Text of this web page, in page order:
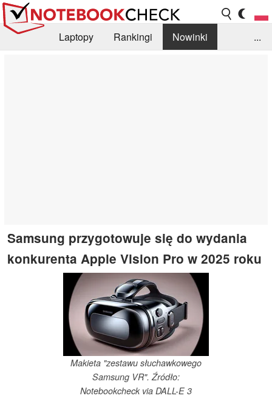
Laptopy Rankingi
Nowinki
...
Samsung przygotowuje się do wydania
konkurenta Apple Vision Pro w 2025 roku
Makieta "zestawu słuchawkowego
Samsung VR". Źródło:
Notebookcheck via DALL-E 3